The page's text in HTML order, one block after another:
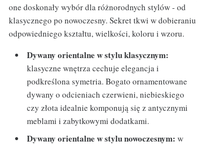
one doskonały wybór dla różnorodnych stylów - od
klasycznego po nowoczesny. Sekret tkwi w dobieraniu
odpowiedniego kształtu, wielkości, koloru i wzoru.
Dywany orientalne w stylu klasycznym:
klasyczne wnętrza cechuje elegancja i
podkreślona symetria. Bogato ornamentowane
dywany o odcieniach czerwieni, niebieskiego
czy złota idealnie komponują się z antycznymi
meblami i zabytkowymi dodatkami.
Dywany orientalne w stylu nowoczesnym: w